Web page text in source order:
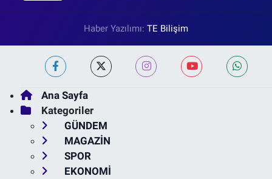
Haber Yazılımı: TE Bilişim
Ana Sayfa
Kategoriler
GÜNDEM
MAGAZİN
SPOR
EKONOMİ